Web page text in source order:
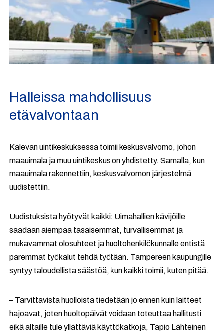
Halleissa mahdollisuus
etävalvontaan
Kalevan uintikeskuksessa toimii keskusvalvomo, johon
maauimala ja muu uintikeskus on yhdistetty. Samalla, kun
maauimala rakennettiin, keskusvalvomon järjestelmä
uudistettiin.
Uudistuksista hyötyvät kaikki: Uimahallien kävijöille
saadaan aiempaa tasaisemmat, turvallisemmat ja
mukavammat olosuhteet ja huoltohenkilökunnalle entistä
paremmat työkalut tehdä työtään. Tampereen kaupungille
syntyy taloudellista säästöä, kun kaikki toimii, kuten pitää.
– Tarvittavista huolloista tiedetään jo ennen kuin laitteet
hajoavat, joten huoltopäivät voidaan toteuttaa hallitusti
eikä altaille tule yllättäviä käyttökatkoja, Tapio Lähteinen